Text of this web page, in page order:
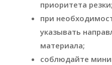
приоритета резки;
при
указывать
материала;
соблюдайте